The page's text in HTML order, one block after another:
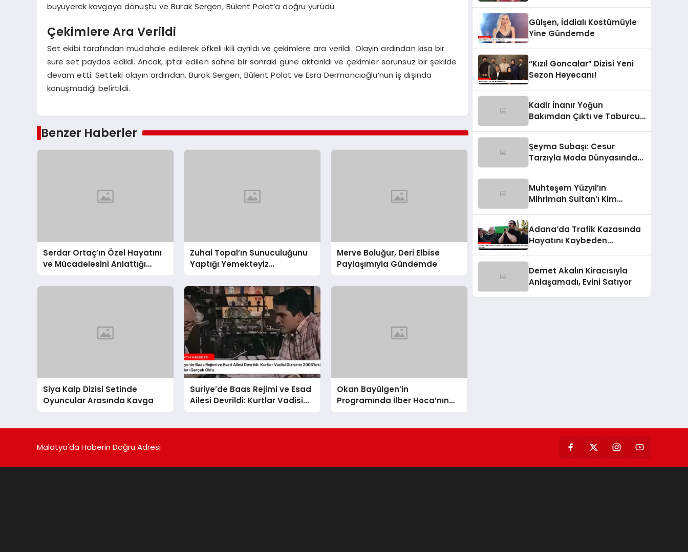
büyüyerek kavgaya dönüştü ve Burak Sergen, Bülent Polat’a doğru yürüdü.
Çekimlere Ara Verildi
Set ekibi tarafından müdahale edilerek öfkeli ikili ayrıldı ve çekimlere ara verildi. Olayın ardından kısa bir
süre set paydos edildi. Ancak, iptal edilen sahne bir sonraki güne aktarıldı ve çekimler sorunsuz bir şekilde
devam etti. Setteki olayın ardından, Burak Sergen, Bülent Polat ve Esra Dermancıoğlu’nun iş dışında
konuşmadığı belirtildi.
Benzer Haberler
Serdar Ortaç’ın Özel Hayatını
ve Mücadelesini Anlattığı
Program Görüntülendi
Zuhal Topal’ın Sunuculuğunu
Yaptığı Yemekteyiz
Programında Enteresan Anlar!
Merve Boluğur, Deri Elbise
Paylaşımıyla Gündemde
Siya Kalp Dizisi Setinde
Oyuncular Arasında Kavga
Suriye’de Baas Rejimi ve Esad
Ailesi Devrildi: Kurtlar Vadisi
Dizisinin 2003’teki Sözleri
Okan Bayülgen’in
Programında İlber Hoca’nın
Rahatsızlanması
Gülşen, İddialı Kostümüyle
Yine Gündemde
“Kızıl Goncalar” Dizisi Yeni
Sezon Heyecanı!
Kadir İnanır Yoğun
Bakımdan Çıktı ve Taburcu
Şeyma Subaşı: Cesur
Tarzıyla Moda Dünyasında
Muhteşem Yüzyıl’ın
Mihrimah Sultan’ı Kim
Adana’da Trafik Kazasında
Hayatını Kaybeden
Demet Akalın Kiracısıyla
Anlaşamadı, Evini Satıyor
Malatya'da Haberin Doğru Adresi